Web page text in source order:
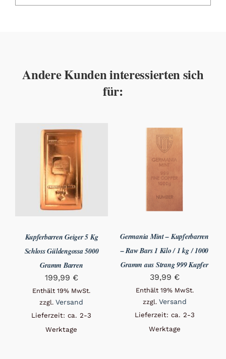
Andere Kunden interessierten sich
für:
Kupferbarren Geiger 5 Kg
Schloss Güldengossa 5000
Gramm Barren
199,99 €
Enthält 19% MwSt.
zzgl.Versand
Lieferzeit: ca. 2-3
Werktage
Germania Mint – Kupferbarren
– Raw Bars 1 Kilo / 1 kg / 1000
Gramm aus Strang 999 Kupfer
39,99 €
Enthält 19% MwSt.
zzgl. Versand
Lieferzeit: ca. 2-3
Werktage